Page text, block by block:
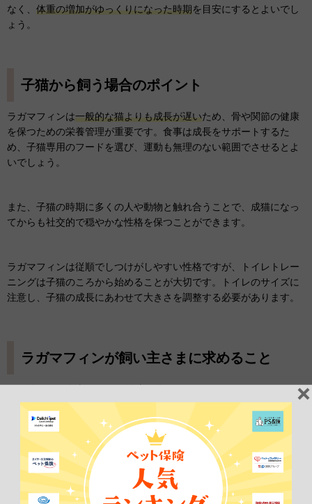
なく、 体重の増加がゆっくりになった時期を目安にするとよいでし
ょう。
子猫から飼う場合のポイント
ラガマフィンは一般的な猫よりも成長が遅いため、骨や関節の健康
を保つための栄養管理が重要です。食事は成長をサポートするた
め、子猫専用のフードを選び、運動も無理のない範囲でさせるとよ
いでしょう。
また、子猫の時期に多くの人や動物と触れ合うことで、成猫になっ
てからも社交的で穏やかな性格を保つことができます。
ラガマフィンは従順でしつけがしやすい性格ですが、トイレトレー
ニングは子猫のころから始めることが大切です。トイレのサイズに
注意し、子猫の成長にあわせて大きさを調整する必要があります。
ラガマフィンが飼い主さまに求めること
一般的に猫は自由気ままで単独行動を好むといわれますが、ラガマ
フィンは非常に愛情深い猫種であり、飼い主さまとのスキンシップ
を強く求めます。毎日一定の時間を確保して、撫でたり、一緒にリ
ラックスしたりすることで、ラガマフィンとの信頼関係が深まるで
しょう。
また、ブラッシングなどのケアを通じて、体の隅々まで触れてあげ